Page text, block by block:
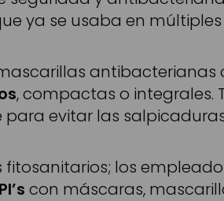
ya se usaba en
antibacterianas
, compactas o integrales.
evitar las
fitosanitarios; los
con máscaras,